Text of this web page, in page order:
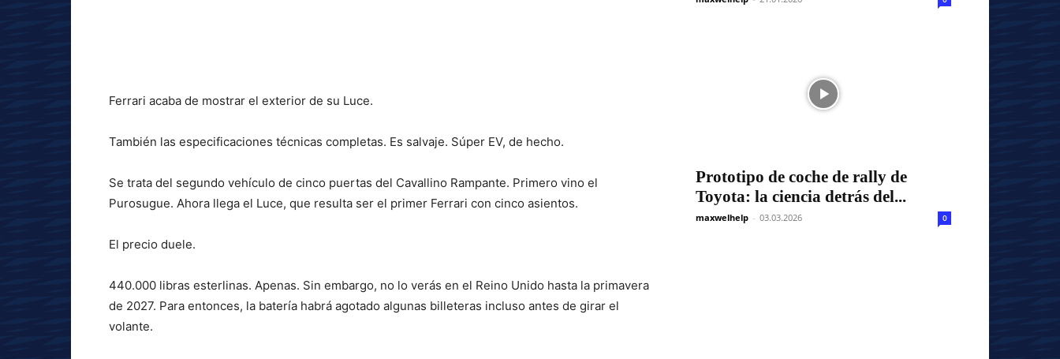
Ferrari acaba de mostrar el exterior de su Luce.
También las especificaciones técnicas completas. Es salvaje. Súper EV, de hecho.
Se trata del segundo vehículo de cinco puertas del Cavallino Rampante. Primero vino el
Purosugue. Ahora llega el Luce, que resulta ser el primer Ferrari con cinco asientos.
El precio duele.
440.000 libras esterlinas. Apenas. Sin embargo, no lo verás en el Reino Unido hasta la primavera
de 2027. Para entonces, la batería habrá agotado algunas billeteras incluso antes de girar el
volante.
Prototipo de coche de rally de
Toyota: la ciencia detrás del...
maxwelhelp - 03.03.2026 0